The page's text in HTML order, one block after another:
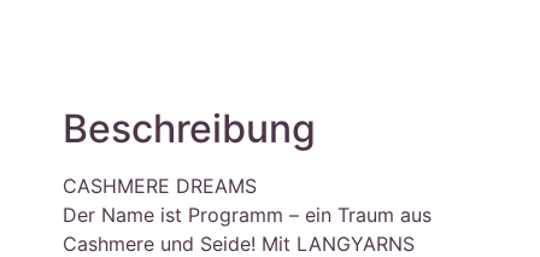
Beschreibung
CASHMERE DREAMS
Der Name ist Programm – ein Traum aus
Cashmere und Seide! Mit LANGYARNS